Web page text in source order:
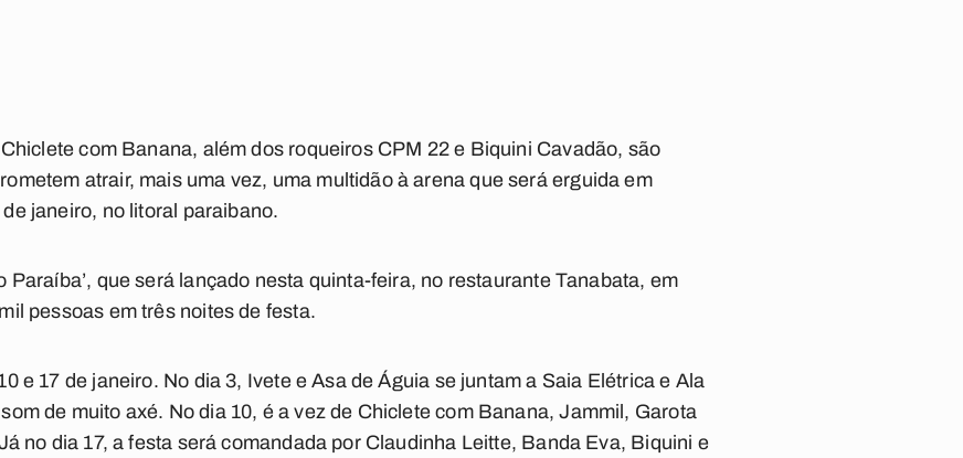
com Banana, além dos roqueiros CPM 22 e Biquini Cavadão, são
atrair, mais uma vez, uma multidão à arena que será erguida em
janeiro, no litoral paraibano.
Paraíba’, que será lançado nesta quinta-feira, no restaurante Tanabata, em
pessoas em três noites de festa.
e 17 de janeiro. No dia 3, Ivete e Asa de Águia se juntam a Saia Elétrica e Ala
de muito axé. No dia 10, é a vez de Chiclete com Banana, Jammil, Garota
no dia 17, a festa será comandada por Claudinha Leitte, Banda Eva, Biquini e